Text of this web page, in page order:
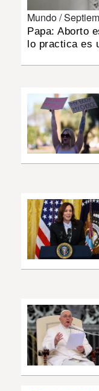
Mundo /
Papa: Aborto
lo practica es